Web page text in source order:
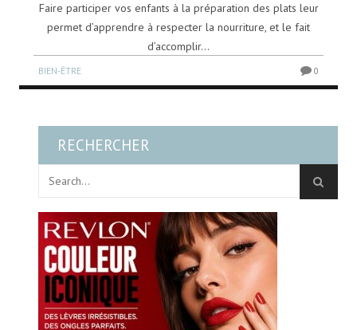
Faire participer vos enfants à la préparation des plats leur
permet d’apprendre à respecter la nourriture, et le fait
d’accomplir...
BIEN-ÊTRE 0
RECHERCHER